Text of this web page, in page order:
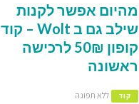
מהיום אפשר לקנות
שילב גם ב Wolt – קוד
קופון 50₪ לרכישה
ראשונה
קוד ללא תפוגה